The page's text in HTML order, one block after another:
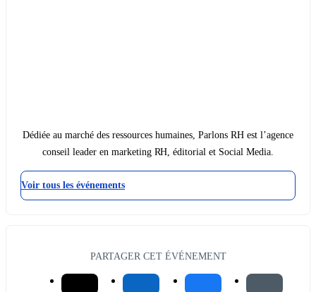
Dédiée au marché des ressources humaines, Parlons RH est l’agence
conseil leader en marketing RH, éditorial et Social Media.
Voir tous les événements
PARTAGER CET ÉVÉNEMENT